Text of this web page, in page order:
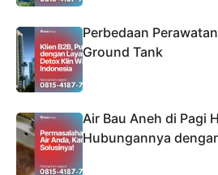
Perbedaan
Ground Tank
Air Bau Aneh di Pagi
Hubungannya